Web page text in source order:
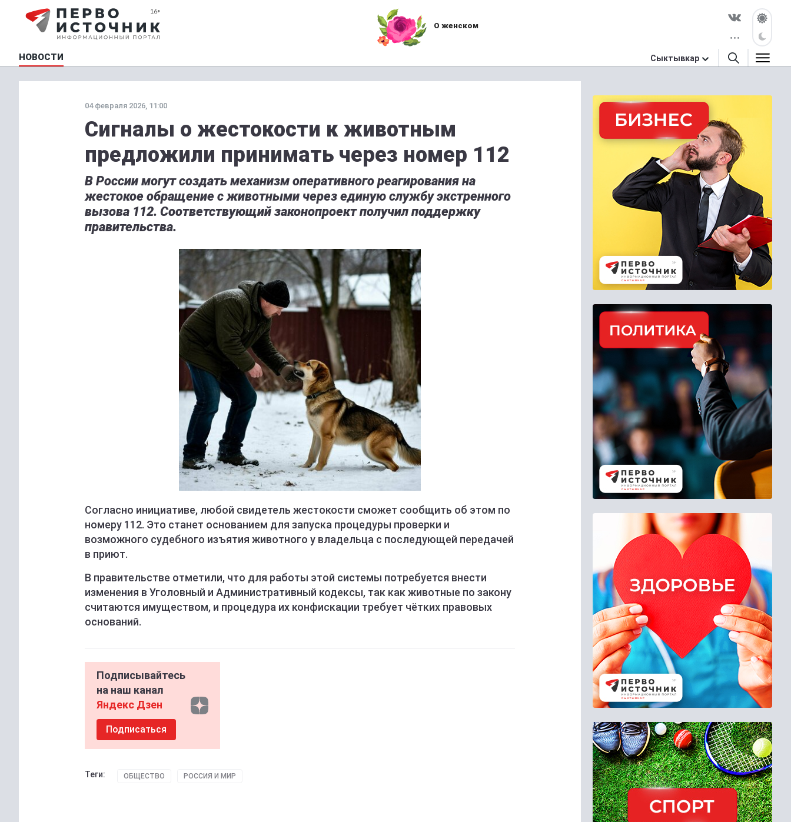
О женском
НОВОСТИ Сыктывкар
04 февраля 2026, 11:00
Сигналы о жестокости к животным
предложили принимать через номер 112
В России могут создать механизм оперативного реагирования на
жестокое обращение с животными через единую службу экстренного
вызова 112. Соответствующий законопроект получил поддержку
правительства.
Согласно инициативе, любой свидетель жестокости сможет сообщить об этом по
номеру 112. Это станет основанием для запуска процедуры проверки и
возможного судебного изъятия животного у владельца с последующей передачей
в приют.
В правительстве отметили, что для работы этой системы потребуется внести
изменения в Уголовный и Административный кодексы, так как животные по закону
считаются имуществом, и процедура их конфискации требует чётких правовых
оснований.
Подписывайтесь
на наш канал
Яндекс Дзен
Подписаться
Теги: ОБЩЕСТВО РОССИЯ И МИР